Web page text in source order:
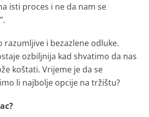
isti proces i ne da nam se
razumljive i bezazlene odluke.
ozbiljnija kad shvatimo da nas
koštati. Vrijeme je da se
li najbolje opcije na tržištu?